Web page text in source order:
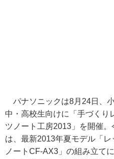
パナソニックは8月24日、小
中・高校生向けに「手づくり
ツノート工房2013」を開催。
は、最新2013年夏モデル「レ
ノートCF-AX3」の組み立て